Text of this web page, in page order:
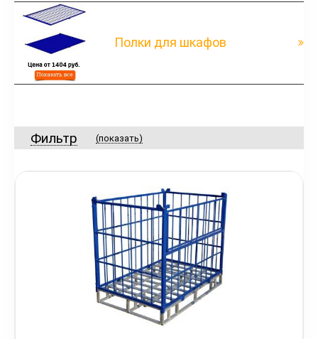
Полки для шкафов
Фильтр (показать)